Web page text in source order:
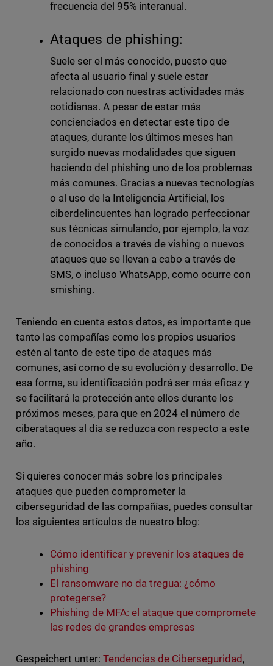
frecuencia del 95% interanual.
Ataques de phishing:
Suele ser el más conocido, puesto que
afecta al usuario final y suele estar
relacionado con nuestras actividades más
cotidianas. A pesar de estar más
concienciados en detectar este tipo de
ataques, durante los últimos meses han
surgido nuevas modalidades que siguen
haciendo del phishing uno de los problemas
más comunes. Gracias a nuevas tecnologías
o al uso de la Inteligencia Artificial, los
ciberdelincuentes han logrado perfeccionar
sus técnicas simulando, por ejemplo, la voz
de conocidos a través de vishing o nuevos
ataques que se llevan a cabo a través de
SMS, o incluso WhatsApp, como ocurre con
smishing.
Teniendo en cuenta estos datos, es importante que
tanto las compañías como los propios usuarios
estén al tanto de este tipo de ataques más
comunes, así como de su evolución y desarrollo. De
esa forma, su identificación podrá ser más eficaz y
se facilitará la protección ante ellos durante los
próximos meses, para que en 2024 el número de
ciberataques al día se reduzca con respecto a este
año.
Si quieres conocer más sobre los principales
ataques que pueden comprometer la
ciberseguridad de las compañías, puedes consultar
los siguientes artículos de nuestro blog:
Cómo identificar y prevenir los ataques de
phishing
El ransomware no da tregua: ¿cómo
protegerse?
Phishing de MFA: el ataque que compromete
las redes de grandes empresas
Gespeichert unter: Tendencias de Ciberseguridad ,